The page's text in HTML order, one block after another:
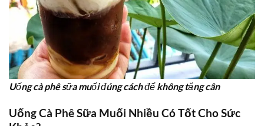
Uống cà phê sữa muối đúng cách để không tăng cân
Uống Cà Phê Sữa Muối Nhiều Có Tốt Cho Sức